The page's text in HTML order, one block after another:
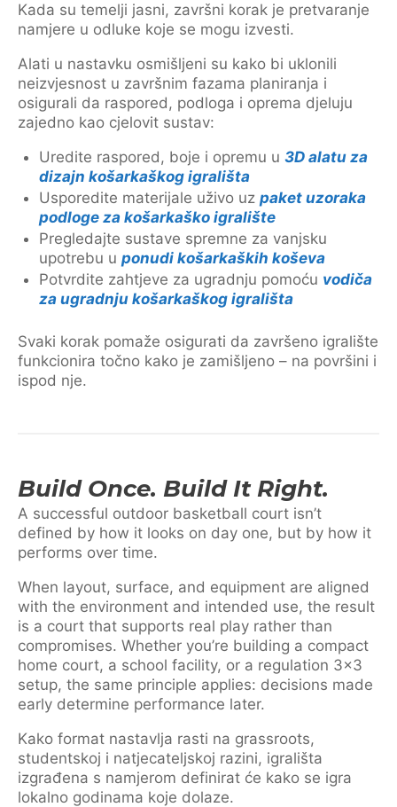
Kada su temelji jasni, završni korak je pretvaranje
namjere u odluke koje se mogu izvesti.
Alati u nastavku osmišljeni su kako bi uklonili
neizvjesnost u završnim fazama planiranja i
osigurali da raspored, podloga i oprema djeluju
zajedno kao cjelovit sustav:
Uredite raspored, boje i opremu u 3D alatu za
dizajn košarkaškog igrališta
Usporedite materijale uživo uz paket uzoraka
podloge za košarkaško igralište
Pregledajte sustave spremne za vanjsku
upotrebu u ponudi košarkaških koševa
Potvrdite zahtjeve za ugradnju pomoću vodiča
za ugradnju košarkaškog igrališta
Svaki korak pomaže osigurati da završeno igralište
funkcionira točno kako je zamišljeno – na površini i
ispod nje.
Build Once. Build It Right.
A successful outdoor basketball court isn’t
defined by how it looks on day one, but by how it
performs over time.
When layout, surface, and equipment are aligned
with the environment and intended use, the result
is a court that supports real play rather than
compromises. Whether you’re building a compact
home court, a school facility, or a regulation 3×3
setup, the same principle applies: decisions made
early determine performance later.
Kako format nastavlja rasti na grassroots,
studentskoj i natjecateljskoj razini, igrališta
izgrađena s namjerom definirat će kako se igra
lokalno godinama koje dolaze.